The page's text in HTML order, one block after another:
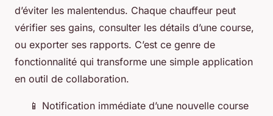
d’éviter les malentendus. Chaque chauffeur peut
vérifier ses gains, consulter les détails d’une course,
ou exporter ses rapports. C’est ce genre de
fonctionnalité qui transforme une simple application
en outil de collaboration.
📱 Notification immédiate d’une nouvelle course